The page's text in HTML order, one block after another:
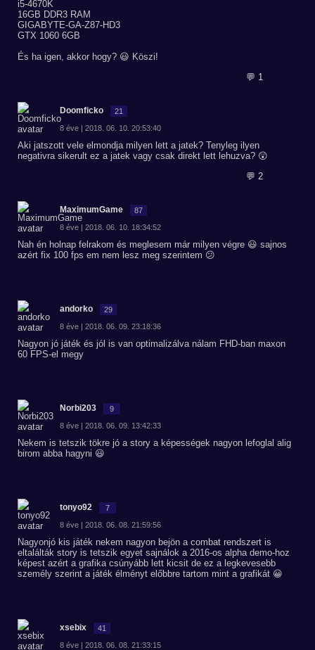
i5-4670K
16GB DDR3 RAM
GIGABYTE-GA-Z87-HD3
GTX 1060 6GB
És ha igen, akkor hogy? 😃 Köszi!
💬 1
Doomficko 21
8 éve | 2018. 06. 10. 20:53:40
Aki jatszott vele elmondja milyen lett a jatek? Tenyleg ilyen
negativra sikerult ez a jatek vagy csak direkt lett lehuzva? 😲
💬 2
MaximumGame 87
8 éve | 2018. 06. 10. 18:34:52
Nah én holnap felrakom és meglesem már milyen végre 😃 sajnos
azért fix 100 fps em nem lesz meg szerintem 😕
andorko 29
8 éve | 2018. 06. 09. 23:18:36
Nagyon jó játék és jól is van optimalizálva nálam FHD-ban maxon
60 FPS-el megy
Norbi203 9
8 éve | 2018. 06. 09. 13:42:33
Nekem is tetszik tökre jó a story a képességek nagyon lefoglal alig
birom abba hagyni 😃
tonyo92 7
8 éve | 2018. 06. 08. 21:59:56
Nagyonjó kis játék nekem nagyon bejön a combat rendszert is
eltalálták story is tetszik egyet sajnálok a 2016-os alpha demo-hoz
képest azért a grafika csúnyább lett kicsit de ez a legkevesebb
személy szerint a játék élményt előbbre tartom mint a grafikát 😀
xsebix 41
8 éve | 2018. 06. 08. 21:33:15